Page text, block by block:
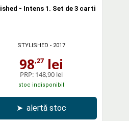
- Intens 1. Set de 3 carti
STYLISHED - 2017
98,27 lei
PRP: 148,90 lei
stoc indisponibil
➤ alertă stoc